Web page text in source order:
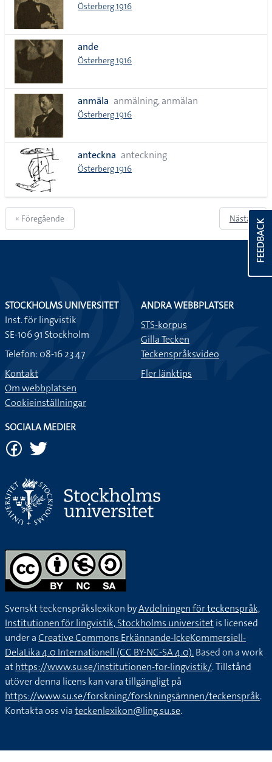
Österberg 1916
ande
Österberg 1916
anmäla anmälning, anmälan
Österberg 1916
anteckna anteckning
Österberg 1916
« Föregående Nästa »
FEEDBACK
STOCKHOLMS UNIVERSITET
Inst. för lingvistik
SE-106 91 Stockholm
Telefon: 08-16 23 47
Kontakt
Om webbplatsen
Cookieinställningar
ANDRA WEBBPLATSER
STS-korpus
Gilla Tecken
Teckenspråksvideo
Fler länktips
SOCIALA MEDIER
Svenskt teckenspråkslexikon byAvdelningen för teckenspråk,
Institutionen för lingvistik, Stockholms universitetis licensed
under aCreative Commons Erkännande-IckeKommersiell-
DelaLika 4.0 Internationell (CC BY-NC-SA 4.0).Based on a work
athttps://www.su.se/institutionen-for-lingvistik/. Tillstånd
utöver denna licens kan vara tillgängligt på
https://www.su.se/forskning/forskningsämnen/teckenspråk.
Kontakta oss viateckenlexikon@ling.su.se.